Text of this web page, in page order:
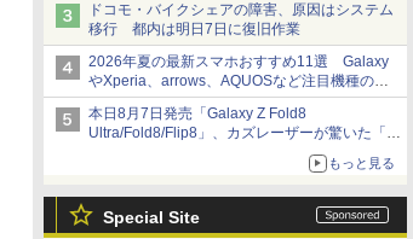
ドコモ・バイクシェアの障害、原因はシステム
移行 都内は明日7日に復旧作業
2026年夏の最新スマホおすすめ11選 Galaxy
やXperia、arrows、AQUOSなど注目機種の特
徴は
本日8月7日発売「Galaxy Z Fold8
Ultra/Fold8/Flip8」、カズレーザーが驚いた「そ
もっと見る
Special Site